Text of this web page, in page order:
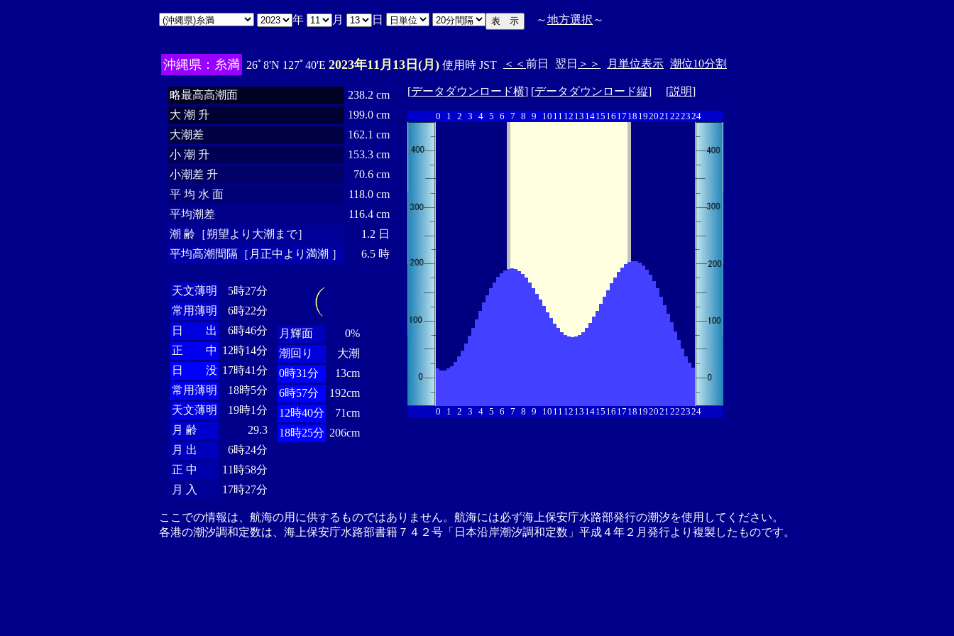
年 月 日 ～地方選択 ～
沖縄県：糸満 26ﾟ8'N 127ﾟ40'E 2023年11月13日(月) 使用時 JST ＜＜ 前日 翌日 ＞＞ 月単位表示 潮位10分割
略最高高潮面
238.2 cm
大 潮 升
199.0 cm
大潮差
162.1 cm
小 潮 升
153.3 cm
小潮差 升
70.6 cm
平 均 水 面
118.0 cm
平均潮差
116.4 cm
潮 齢［朔望より大潮まで］
1.2 日
平均高潮間隔［月正中より満潮 ］
6.5 時
天文薄明
5時27分
常用薄明
6時22分
日 出
6時46分
正 中 12時14分
日 没 17時41分
常用薄明
18時5分
天文薄明
19時1分
月 齢
29.3
月 出
6時24分
正 中
11時58分
月 入
17時27分
月輝面
0%
潮回り
大潮
0時31分
13cm
6時57分
192cm
12時40分
71cm
18時25分 206cm
[データダウンロード横] [データダウンロード縦] [説明]
0 1 2 3 4 5 6 7 8 9 10 11 12 13 1415 16 17 18 192021222324
0 1 2 3 4 5 6 7 8 9 10 11 12 13 1415 16 17 18 192021222324
ここでの情報は、航海の用に供するものではありません。航海には必ず海上保安庁水路部発行の潮汐を使用してください。
各港の潮汐調和定数は、海上保安庁水路部書籍７４２号「日本沿岸潮汐調和定数」平成４年２月発行より複製したものです。